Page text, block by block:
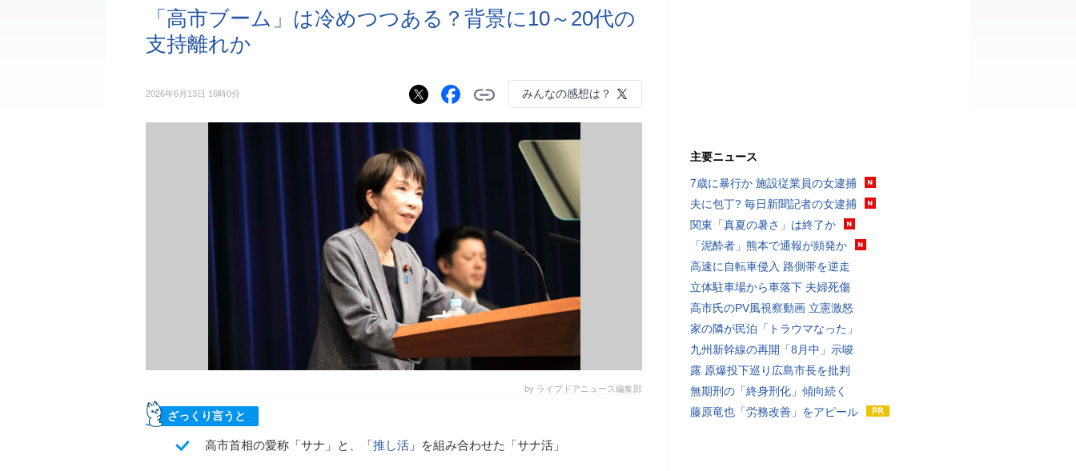
「高市ブーム」は冷めつつある？背景に10～20代の
支持離れか
2026年6月13日 16時0分 みんなの感想は？
by ライブドアニュース編集部
ざっくり言うと
高市首相の愛称「サナ」と、「推し活 」を組み合わせた「サナ活」
主要ニュース
7歳に暴行か 施設従業員の女逮捕
夫に包丁? 毎日新聞記者の女逮捕
関東「真夏の暑さ」は終了か
「泥酔者」熊本で通報が頻発か
高速に自転車侵入 路側帯を逆走
立体駐車場から車落下 夫婦死傷
高市氏のPV風視察動画 立憲激怒
家の隣が民泊「トラウマなった」
九州新幹線の再開「8月中」示唆
露 原爆投下巡り広島市長を批判
無期刑の「終身刑化」傾向続く
藤原竜也「労務改善」をアピール